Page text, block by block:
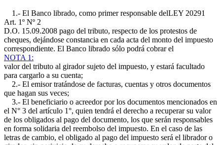
1.- El Banco librado, como primer responsable delLEY 20291
Art. 1º Nº 2
D.O. 15.09.2008 pago del tributo, respecto de los protestos de
cheques, dejándose constancia en cada acta del monto del impuesto
correspondiente. El Banco librado sólo podrá cobrar el
NOTA 1:
valor del tributo al girador sujeto del impuesto, y estará facultado
para cargarlo a su cuenta;
2.- El emisor tratándose de facturas, cuentas y otros documentos
que hagan sus veces;
3.- El beneficiario o acreedor por los documentos mencionados en
el N° 3 del artículo 1°, quien tendrá el derecho a recuperar su valor
de los obligados al pago del documento, los que serán responsables
en forma solidaria del reembolso del impuesto. En el caso de las
letras de cambio, el obligado al pago del impuesto será el librador o